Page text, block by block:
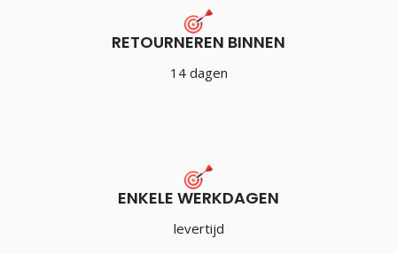
RETOURNEREN BINNEN
14 dagen
ENKELE WERKDAGEN
levertijd